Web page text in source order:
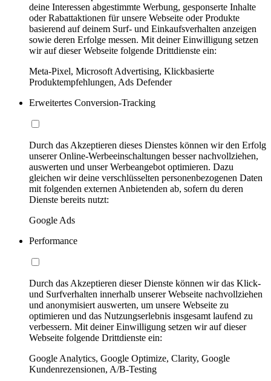
deine Interessen abgestimmte Werbung, gesponserte Inhalte
oder Rabattaktionen für unsere Webseite oder Produkte
basierend auf deinem Surf- und Einkaufsverhalten anzeigen
sowie deren Erfolge messen. Mit deiner Einwilligung setzen
wir auf dieser Webseite folgende Drittdienste ein:
Meta-Pixel, Microsoft Advertising, Klickbasierte
Produktempfehlungen, Ads Defender
Erweitertes Conversion-Tracking
Durch das Akzeptieren dieses Dienstes können wir den Erfolg
unserer Online-Werbeeinschaltungen besser nachvollziehen,
auswerten und unser Werbeangebot optimieren. Dazu
gleichen wir deine verschlüsselten personenbezogenen Daten
mit folgenden externen Anbietenden ab, sofern du deren
Dienste bereits nutzt:
Google Ads
Performance
Durch das Akzeptieren dieser Dienste können wir das Klick-
und Surfverhalten innerhalb unserer Webseite nachvollziehen
und anonymisiert auswerten, um unsere Webseite zu
optimieren und das Nutzungserlebnis insgesamt laufend zu
verbessern. Mit deiner Einwilligung setzen wir auf dieser
Webseite folgende Drittdienste ein:
Google Analytics, Google Optimize, Clarity, Google
Kundenrezensionen, A/B-Testing